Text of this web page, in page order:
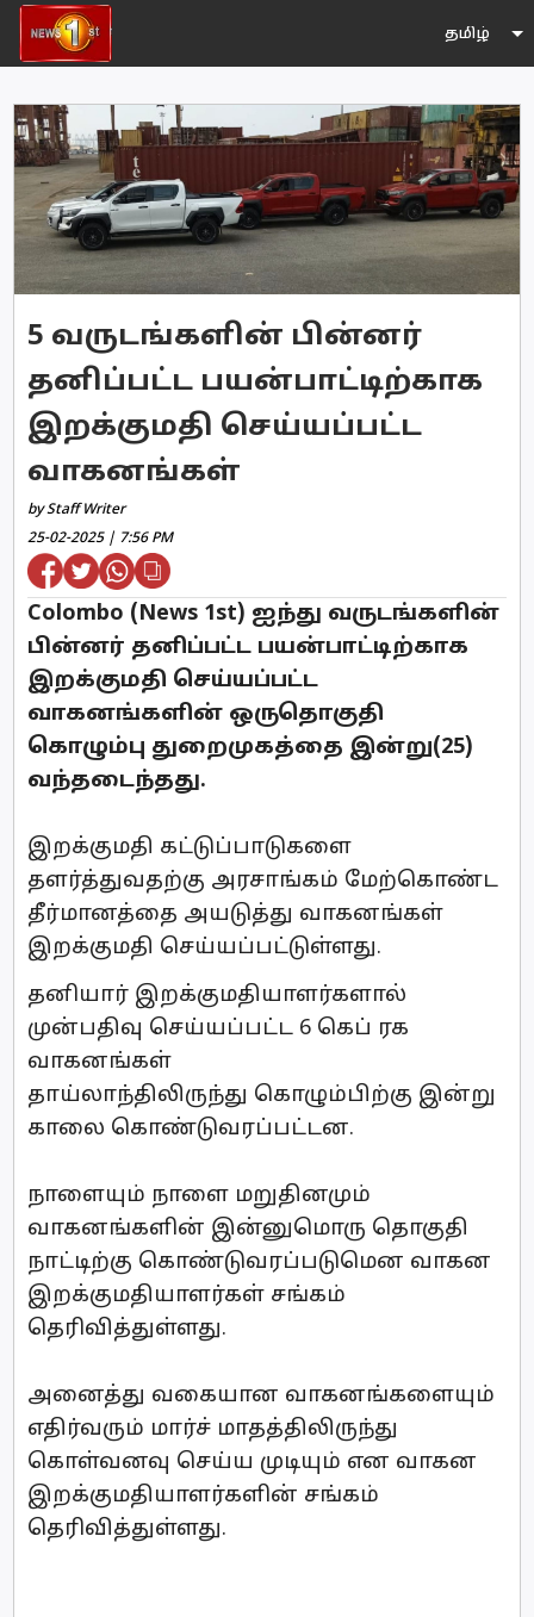
தமிழ்
5 வருடங்களின் பின்னர்
தனிப்பட்ட பயன்பாட்டிற்காக
இறக்குமதி செய்யப்பட்ட
வாகனங்கள்
by Staff Writer
25-02-2025 | 7:56 PM
Colombo (News 1st) ஐந்து வருடங்களின்
பின்னர் தனிப்பட்ட பயன்பாட்டிற்காக
இறக்குமதி செய்யப்பட்ட
வாகனங்களின் ஒருதொகுதி
கொழும்பு துறைமுகத்தை இன்று(25)
வந்தடைந்தது.
இறக்குமதி கட்டுப்பாடுகளை
தளர்த்துவதற்கு அரசாங்கம் மேற்கொண்ட
தீர்மானத்தை அயடுத்து வாகனங்கள்
இறக்குமதி செய்யப்பட்டுள்ளது.
தனியார் இறக்குமதியாளர்களால்
முன்பதிவு செய்யப்பட்ட 6 கெப் ரக
வாகனங்கள்
தாய்லாந்திலிருந்து கொழும்பிற்கு இன்று
காலை கொண்டுவரப்பட்டன.
நாளையும் நாளை மறுதினமும்
வாகனங்களின் இன்னுமொரு தொகுதி
நாட்டிற்கு கொண்டுவரப்படுமென வாகன
இறக்குமதியாளர்கள் சங்கம்
தெரிவித்துள்ளது.
அனைத்து வகையான வாகனங்களையும்
எதிர்வரும் மார்ச் மாதத்திலிருந்து
கொள்வனவு செய்ய முடியும் என வாகன
இறக்குமதியாளர்களின் சங்கம்
தெரிவித்துள்ளது.